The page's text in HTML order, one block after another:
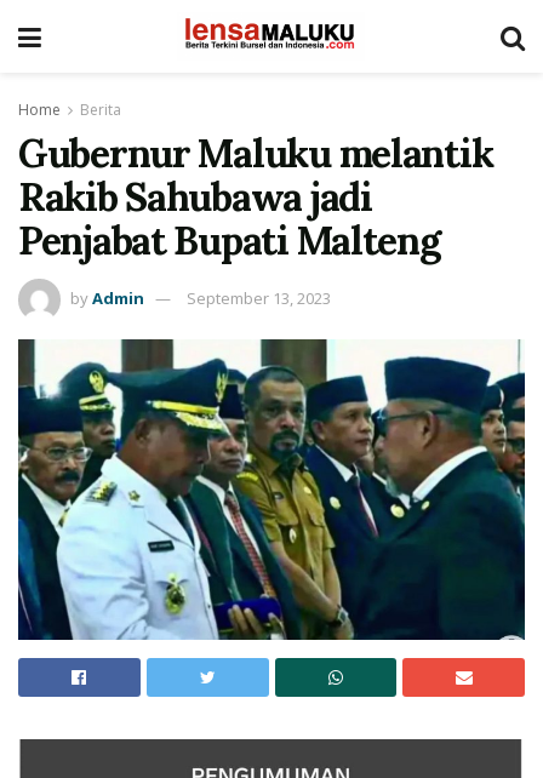
Home Berita
Gubernur Maluku melantik
Rakib Sahubawa jadi
Penjabat Bupati Malteng
byAdmin September 13, 2023